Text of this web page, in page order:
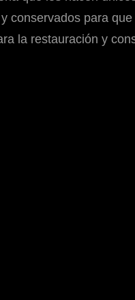
conservados para
la restauración y